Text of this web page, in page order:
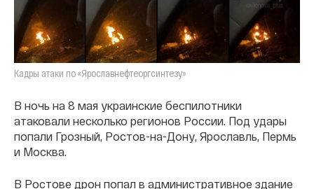
Кадры атаки по «Ярославнефтеоргсинтезу»
В ночь на 8 мая украинские беспилотники
атаковали несколько регионов России. Под удары
попали Грозный, Ростов-на-Дону, Ярославль, Пермь
и Москва.
В Ростове дрон попал в административное здание